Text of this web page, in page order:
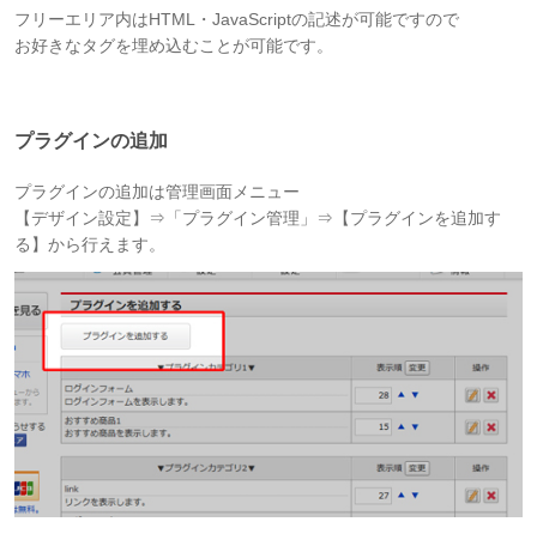
フリーエリア内はHTML・JavaScriptの記述が可能ですので
お好きなタグを埋め込むことが可能です。
プラグインの追加
プラグインの追加は管理画面メニュー
【デザイン設定】⇒「プラグイン管理」⇒【プラグインを追加す
る】から行えます。